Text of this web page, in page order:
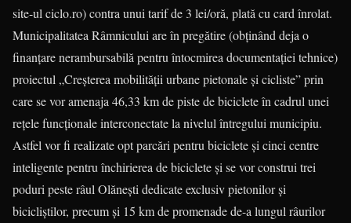
site-ul ciclo.ro) contra unui tarif de 3 lei/oră, plată cu card înrolat.
Municipalitatea Râmnicului are în pregătire (obţinând deja o
finanţare nerambursabilă pentru întocmirea documentaţiei tehnice)
proiectul „Creşterea mobilităţii urbane pietonale şi cicliste” prin
care se vor amenaja 46,33 km de piste de biciclete în cadrul unei
reţele funcţionale interconectate la nivelul întregului municipiu.
Astfel vor fi realizate opt parcări pentru biciclete şi cinci centre
inteligente pentru închirierea de biciclete şi se vor construi trei
poduri peste râul Olăneşti dedicate exclusiv pietonilor şi
bicicliştilor, precum şi 15 km de promenade de-a lungul râurilor